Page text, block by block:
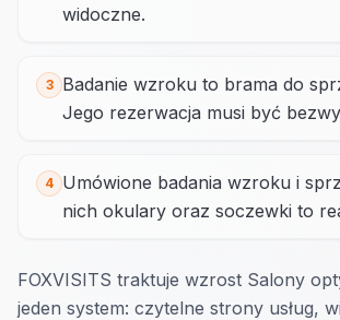
widoczne.
3
Badanie wzroku to brama do
Jego rezerwacja musi być
4 Umówione badania wzroku i
nich okulary oraz soczewki to
FOXVISITS traktuje wzrost Salony
jeden system: czytelne strony usług,